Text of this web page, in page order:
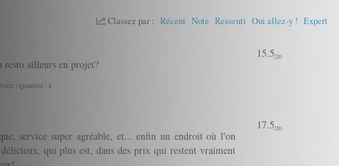
Classez par : Récent Note Ressenti Oui allez-y ! Expert
resto ailleurs en projet?
| Quantité : 4
15.5/20
service super agréable, et... enfin un endroit où l'on
qui plus est, dans des prix qui restent vraiment
17.5/20